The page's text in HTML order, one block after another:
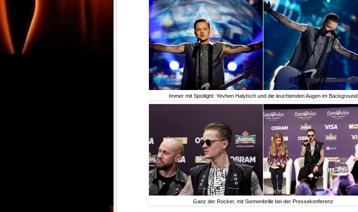
Immer mit Spotlight: Yevhen Halytsch und die leuchtenden Augen im Background
Ganz der Rocker, mit Sonnenbrille bei der Pressekonferenz